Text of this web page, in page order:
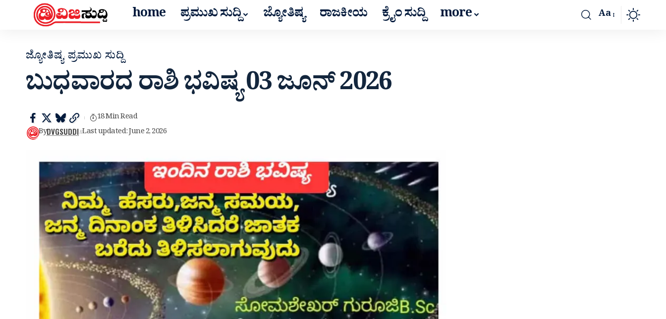
home ಪ್ರಮುಖ ಸುದ್ದಿ ಜ್ಯೋತಿಷ್ಯ ರಾಜಕೀಯ ಕ್ರೈಂ ಸುದ್ದಿ more Aa
ಜ್ಯೋತಿಷ್ಯ ಪ್ರಮುಖ ಸುದ್ದಿ
ಬುಧವಾರದ ರಾಶಿ ಭವಿಷ್ಯ 03 ಜೂನ್ 2026
ByDVGSUDDI Last updated: June 2, 2026
18 Min Read